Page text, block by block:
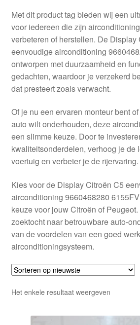
Klachtenprocedure
Levering
Mijn account
Over ons
Privacybeleid
Wereldwijde verzending
Winkelwagen
Met dit product tag bieden wij een
voor iedereen die zijn
verbeteren of herstellen. De Display
eenvoudige airconditioning
ontworpen met duurzaamheid en
gedachten, waardoor je verzekerd
dat presteert zoals verwacht.
Of je nu een ervaren monteur bent
auto wilt onderhouden, deze
een slimme keuze. Door te
kwaliteitsonderdelen, verhoog je de
voertuig en verbeter je de rijervaring.
Kies voor de Display Citroën C5
airconditioning 9660468280
keuze voor jouw Citroën of
zoektocht naar betrouwbare auto-
van de voordelen van een goed
airconditioningsysteem.
Het enkele resultaat weergeven